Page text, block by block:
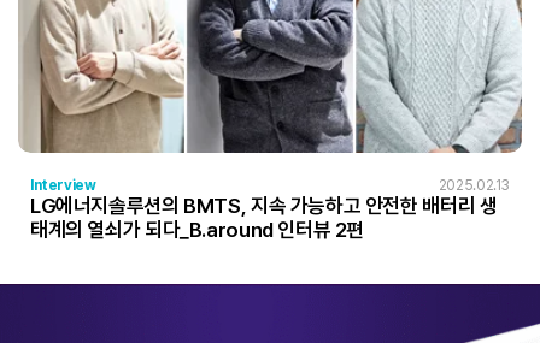
Interview 2025.02.13
LG에너지솔루션의 BMTS, 지속 가능하고 안전한 배터리 생
태계의 열쇠가 되다_B.around 인터뷰 2편